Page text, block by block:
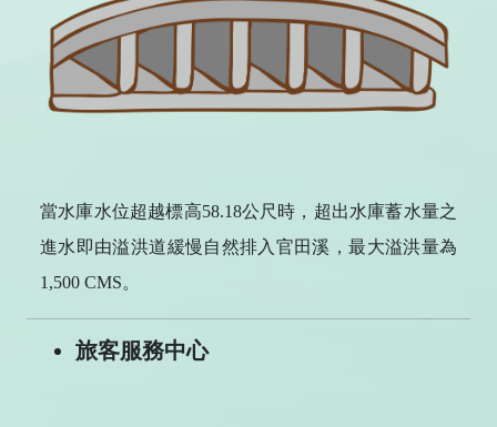
當水庫水位超越標高58.18公尺時，超出水庫蓄水量之
進水即由溢洪道緩慢自然排入官田溪，最大溢洪量為
1,500 CMS。
旅客服務中心